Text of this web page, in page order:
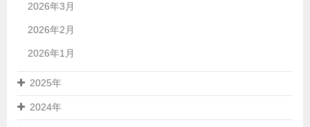
2026年3月
2026年2月
2026年1月
2025年
2024年